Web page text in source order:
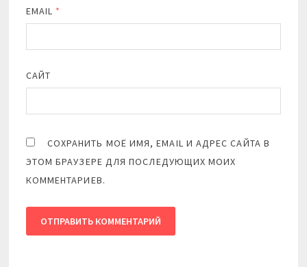
EMAIL *
САЙТ
СОХРАНИТЬ МОЁ ИМЯ, EMAIL И АДРЕС САЙТА В
ЭТОМ БРАУЗЕРЕ ДЛЯ ПОСЛЕДУЮЩИХ МОИХ
КОММЕНТАРИЕВ.